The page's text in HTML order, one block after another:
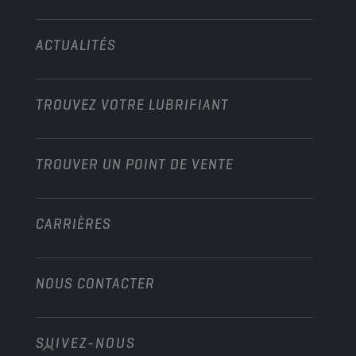
Moto et Véhicules tout-terrain
Industrie
Marine
Technologie
Partenariats dans les sports mécaniques
Véhicules légers
Motos
Poids lourds
ACTUALITÉS
TROUVEZ VOTRE LUBRIFIANT
TROUVER UN POINT DE VENTE
CARRIÈRES
NOUS CONTACTER
info@championlubes.com
SUIVEZ-NOUS